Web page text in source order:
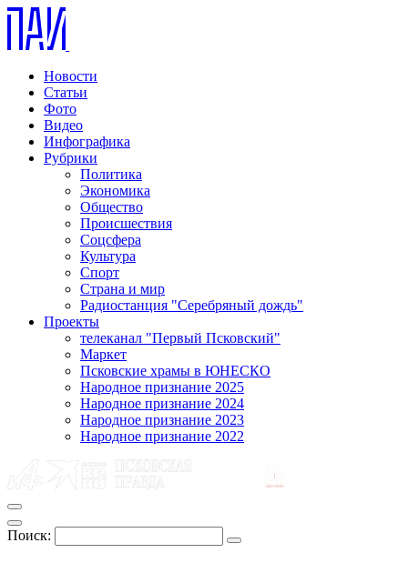
Новости
Статьи
Фото
Видео
Инфографика
Рубрики
Политика
Экономика
Общество
Происшествия
Соцсфера
Культура
Спорт
Страна и мир
Радиостанция "Серебряный дождь"
Проекты
телеканал "Первый Псковский"
Маркет
Псковские храмы в ЮНЕСКО
Народное признание 2025
Народное признание 2024
Народное признание 2023
Народное признание 2022
Поиск: